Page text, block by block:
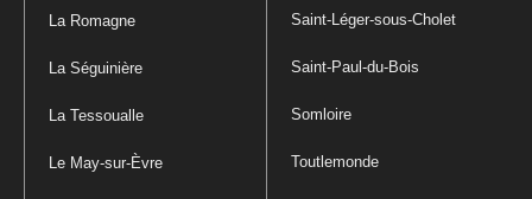
La Romagne
La Séguinière
La Tessoualle
Le May-sur-Èvre
Saint-Léger-sous-Cholet
Saint-Paul-du-Bois
Somloire
Toutlemonde